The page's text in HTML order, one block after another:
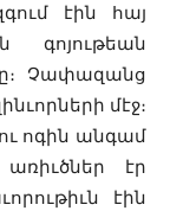
էին հայ
գոյութեան
Չափազանց
մէջ։
ոգին անգամ
էր
էին